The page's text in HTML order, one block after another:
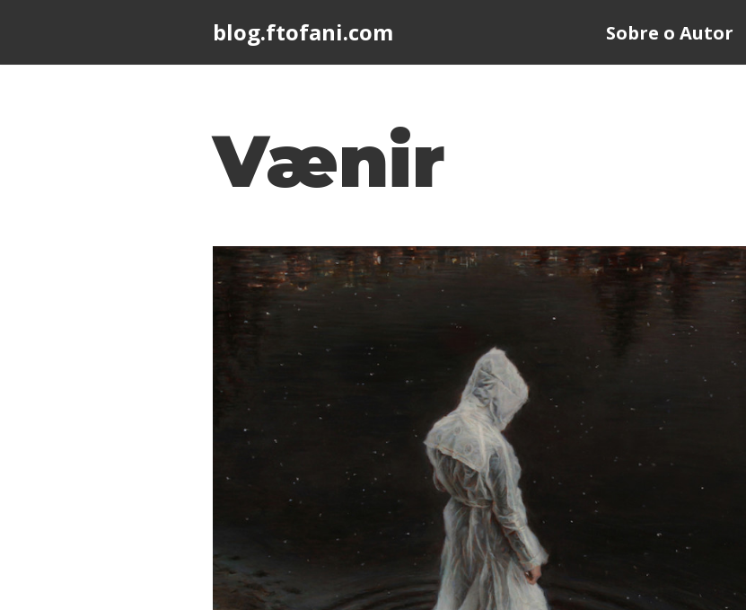
blog.ftofani.com Sobre o Autor
Vænir